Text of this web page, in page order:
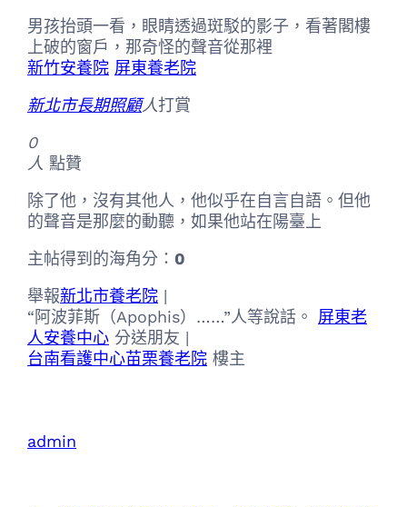
男孩抬頭一看，眼睛透過斑駁的影子，看著閣樓
上破的窗戶，那奇怪的聲音從那裡
新竹安養院 屏東養老院
新北市長期照顧人打賞
0
人 點贊
除了他，沒有其他人，他似乎在自言自語。但他
的聲音是那麼的動聽，如果他站在陽臺上
主帖得到的海角分： 0
舉報新北市養老院 |
“阿波菲斯（Apophis）……”人等說話。 屏東老
人安養中心 分送朋友 |
台南看護中心苗栗養老院 樓主
admin